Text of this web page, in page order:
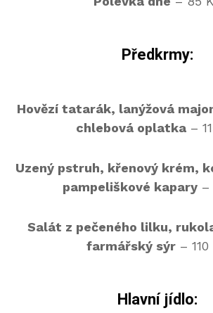
Předkrmy:
Hovězí tatarák, lanýžová
chlebová oplatka –
Uzený pstruh, křenový krém,
pampeliškové kapary –
Salát z pečeného lilku,
farmářský sýr –
Hlavní jídlo: